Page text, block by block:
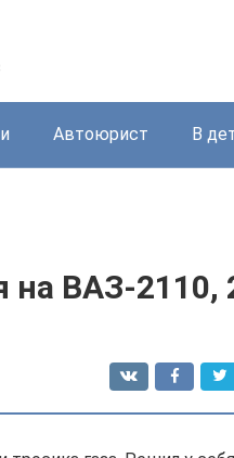
Автоюрист В
на ВАЗ-2110,